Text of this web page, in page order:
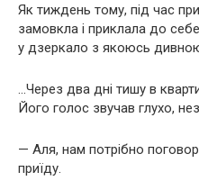
Як тиждень тому, під час
замовкла і приклала до
у дзеркало з якоюсь
…Через два дні тишу в
Його голос звучав глухо,
— Аля, нам потрібно
приїду.